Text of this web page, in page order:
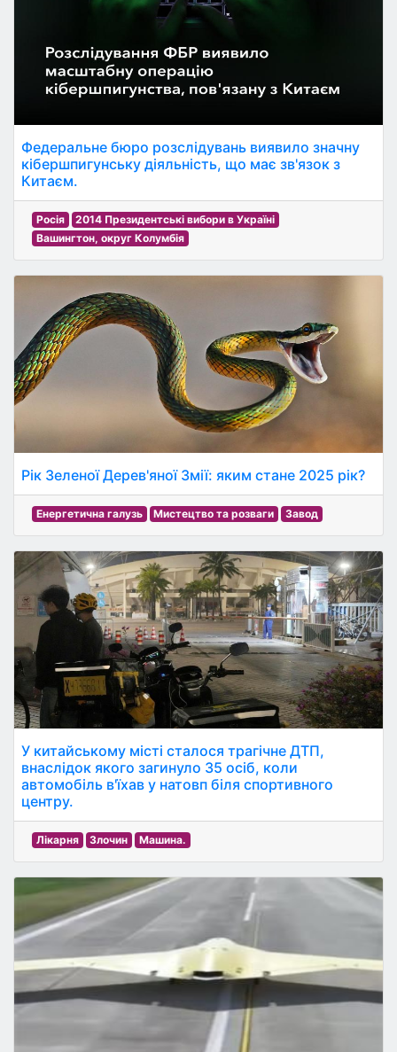
Федеральне бюро розслідувань виявило значну
кібершпигунську діяльність, що має зв'язок з
Китаєм.
Росія
2014 Президентські вибори в Україні
Вашингтон, округ Колумбія
Рік Зеленої Дерев'яної Змії: яким стане 2025 рік?
Енергетична галузь Мистецтво та розваги Завод
У китайському місті сталося трагічне ДТП,
внаслідок якого загинуло 35 осіб, коли
автомобіль в'їхав у натовп біля спортивного
центру.
Лікарня Злочин Машина.